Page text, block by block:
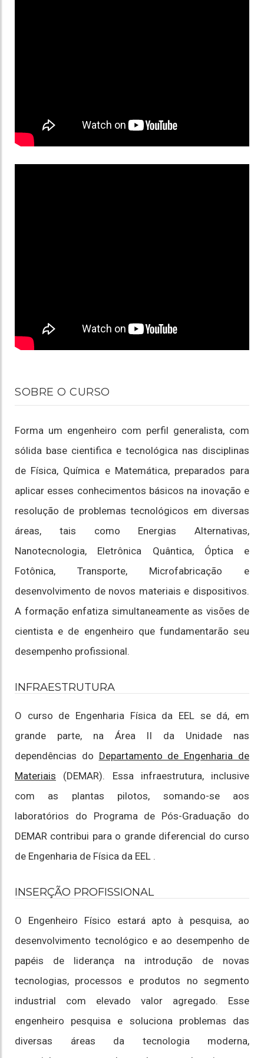
SOBRE O CURSO
Forma um engenheiro com perfil generalista, com
sólida base cientifica e tecnológica nas disciplinas
de Física, Química e Matemática, preparados para
aplicar esses conhecimentos básicos na inovação e
resolução de problemas tecnológicos em diversas
áreas, tais como Energias Alternativas,
Nanotecnologia, Eletrônica Quântica, Óptica e
Fotônica, Transporte, Microfabricação e
desenvolvimento de novos materiais e dispositivos.
A formação enfatiza simultaneamente as visões de
cientista e de engenheiro que fundamentarão seu
desempenho profissional.
INFRAESTRUTURA
O curso de Engenharia Física da EEL se dá, em
grande parte, na Área II da Unidade nas
dependências do Departamento de Engenharia de
Materiais (DEMAR). Essa infraestrutura, inclusive
com as plantas pilotos, somando-se aos
laboratórios do Programa de Pós-Graduação do
DEMAR contribui para o grande diferencial do curso
de Engenharia de Física da EEL .
INSERÇÃO PROFISSIONAL
O Engenheiro Físico estará apto à pesquisa, ao
desenvolvimento tecnológico e ao desempenho de
papéis de liderança na introdução de novas
tecnologias, processos e produtos no segmento
industrial com elevado valor agregado. Esse
engenheiro pesquisa e soluciona problemas das
diversas áreas da tecnologia moderna,